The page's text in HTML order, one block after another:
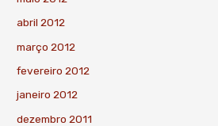
abril 2012
março 2012
fevereiro 2012
janeiro 2012
dezembro 2011